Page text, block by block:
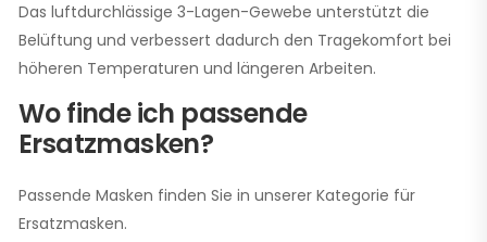
Das luftdurchlässige 3-Lagen-Gewebe unterstützt die
Belüftung und verbessert dadurch den Tragekomfort bei
höheren Temperaturen und längeren Arbeiten.
Wo finde ich passende
Ersatzmasken?
Passende Masken finden Sie in unserer Kategorie für
Ersatzmasken.